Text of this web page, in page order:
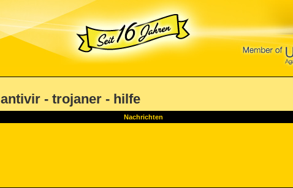
antivir - trojaner - hilfe
Nachrichten